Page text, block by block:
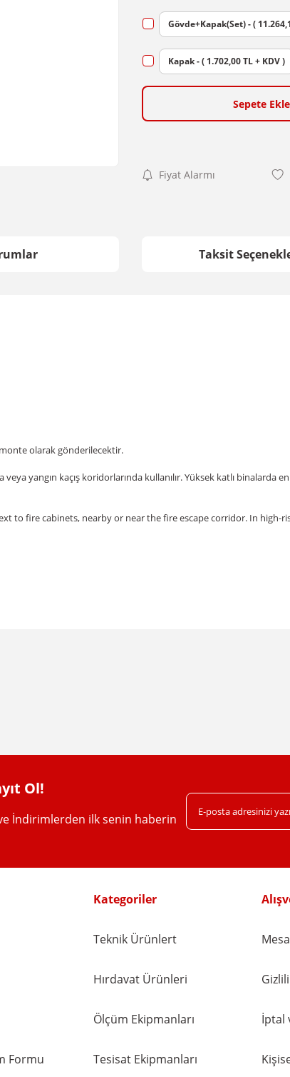
Gövde+Kapak(Set) - (
Kapak - ( 1.702,00 TL + KDV )
Sepete Ekle
Fiyat Alarmı
Taksit
olarak gönderilecektir.
yangın kaçış koridorlarında kullanılır. Yüksek katlı binalarda
to fire cabinets, nearby or near the fire escape corridor. In high-
Ol!
İndirimlerden ilk senin haberin
Formu
Kategoriler
Teknik Ürünlert
Hırdavat Ürünleri
Ölçüm Ekipmanları
Tesisat Ekipmanları
İptal